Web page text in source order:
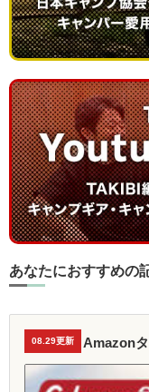
あなたにおすすめの
08.29更新 Amazon